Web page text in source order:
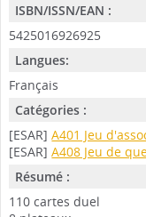
ISBN/ISSN/EAN :
5425016926925
Langues:
Français
Catégories :
[ESAR]A401 Jeu
[ESAR]A408 Jeu de
Résumé :
110 cartes duel